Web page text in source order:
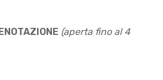
(aperta fino al 4